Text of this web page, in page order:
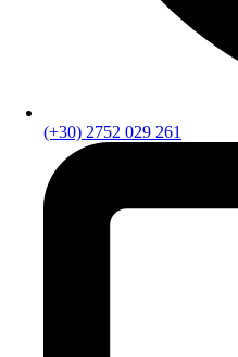
(+30) 2752 029 261